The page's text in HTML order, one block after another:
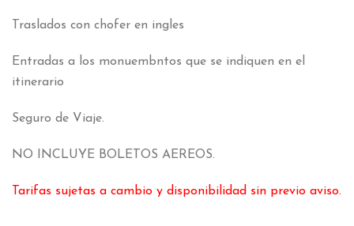
Traslados con chofer en ingles
Entradas a los monuembntos que se indiquen en el
itinerario
Seguro de Viaje.
NO INCLUYE BOLETOS AEREOS.
Tarifas sujetas a cambio y disponibilidad sin previo aviso.